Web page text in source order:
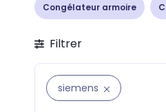
Congélateur armoire
Filtrer
siemens